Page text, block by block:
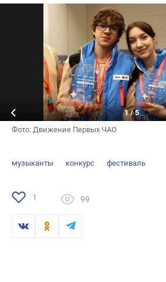
Фото: Движение Первых ЧАО
1/5
музыканты конкурс фестиваль
1 99